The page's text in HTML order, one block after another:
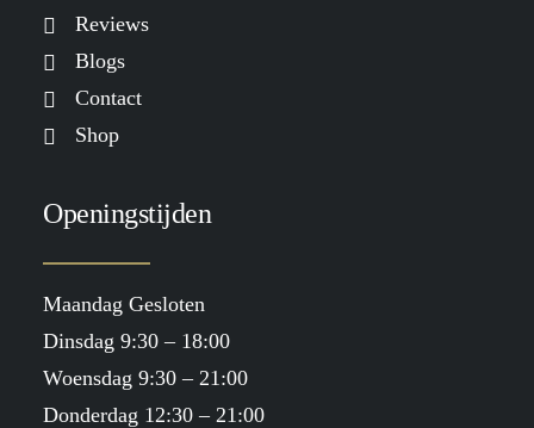
Reviews
Blogs
Contact
Shop
Openingstijden
Maandag Gesloten
Dinsdag 9:30 – 18:00
Woensdag 9:30 – 21:00
Donderdag 12:30 – 21:00